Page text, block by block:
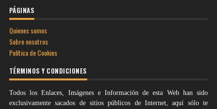
PÁGINAS
Quienes somos
Sobre nosotros
Política de Cookies
TÉRMINOS Y CONDICIONES
Todos los Enlaces, Imágenes e Información de esta Web han sido
exclusivamente sacados de sitios públicos de Internet, aquí sólo te